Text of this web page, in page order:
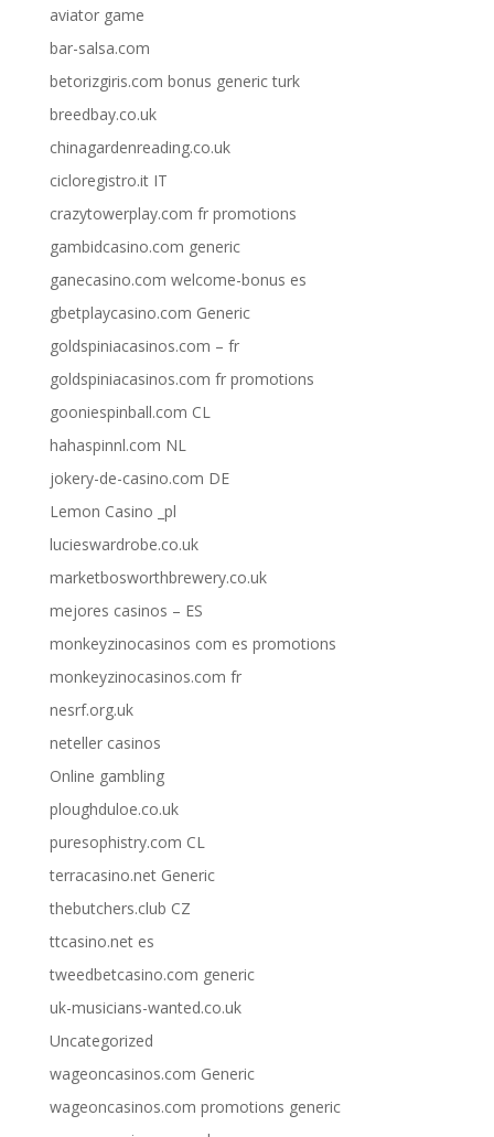
aviator game
bar-salsa.com
betorizgiris.com bonus generic turk
breedbay.co.uk
chinagardenreading.co.uk
cicloregistro.it IT
crazytowerplay.com fr promotions
gambidcasino.com generic
ganecasino.com welcome-bonus es
gbetplaycasino.com Generic
goldspiniacasinos.com – fr
goldspiniacasinos.com fr promotions
gooniespinball.com CL
hahaspinnl.com NL
jokery-de-casino.com DE
Lemon Casino _pl
lucieswardrobe.co.uk
marketbosworthbrewery.co.uk
mejores casinos – ES
monkeyzinocasinos com es promotions
monkeyzinocasinos.com fr
nesrf.org.uk
neteller casinos
Online gambling
ploughduloe.co.uk
puresophistry.com CL
terracasino.net Generic
thebutchers.club CZ
ttcasino.net es
tweedbetcasino.com generic
uk-musicians-wanted.co.uk
Uncategorized
wageoncasinos.com Generic
wageoncasinos.com promotions generic